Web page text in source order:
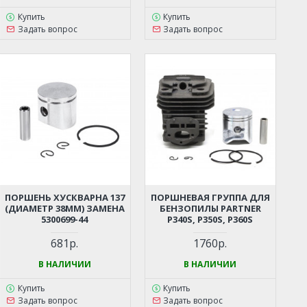
Купить
Задать вопрос
Купить
Задать вопрос
ПОРШЕНЬ ХУСКВАРНА 137
(ДИАМЕТР 38ММ) ЗАМЕНА
5300699-44
681р.
В НАЛИЧИИ
Купить
Задать вопрос
ПОРШНЕВАЯ ГРУППА ДЛЯ
БЕНЗОПИЛЫ PARTNER
P340S, P350S, P360S
1760р.
В НАЛИЧИИ
Купить
Задать вопрос